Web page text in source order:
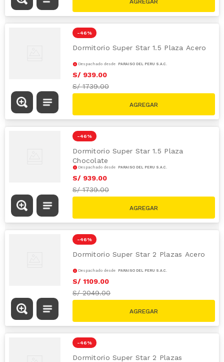
-46 %
Dormitorio Super Star 1.5 Plaza Acero
Despachado desde PARAÍSO DEL PERÚ S.A.C.
S/ 939.00
S/1739.00
-46 %
Dormitorio Super Star 1.5 Plaza
Chocolate
Despachado desde PARAÍSO DEL PERÚ S.A.C.
S/ 939.00
S/1739.00
-46 %
Dormitorio Super Star 2 Plazas Acero
Despachado desde PARAÍSO DEL PERÚ S.A.C.
S/ 1109.00
S/2049.00
-46 %
Dormitorio Super Star 2 Plazas